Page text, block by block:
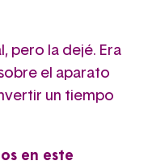
pero la dejé. Era
el aparato
un tiempo
en este